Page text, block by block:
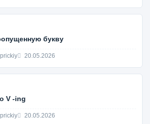
букву
20.05.2026
V -ing
20.05.2026